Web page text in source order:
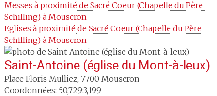
Messes à proximité de Sacré Coeur (Chapelle du Père
Schilling) à Mouscron
Eglises à proximité de Sacré Coeur (Chapelle du Père
Schilling) à Mouscron
Saint-Antoine (église du Mont-à-leux)
Place Floris Mulliez, 7700 Mouscron
Coordonnées: 50,729:3,199